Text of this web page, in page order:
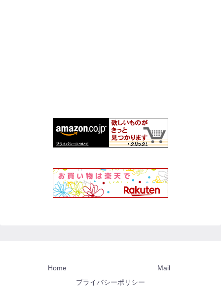
Home
Mail
プライバシーポリシー